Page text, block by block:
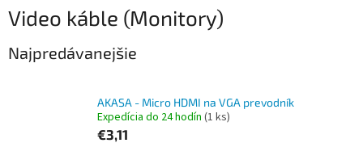
Video káble (Monitory)
Najpredávanejšie
AKASA - Micro HDMI na VGA prevodník
Expedícia do 24 hodín (1 ks)
€3,11